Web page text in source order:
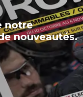
notre
nouveautés.